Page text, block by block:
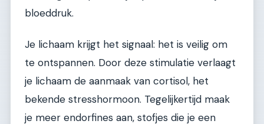
bloeddruk.
Je lichaam krijgt het signaal: het is veilig om
te ontspannen. Door deze stimulatie verlaagt
je lichaam de aanmaak van cortisol, het
bekende stresshormoon. Tegelijkertijd maak
je meer endorfines aan, stofjes die je een